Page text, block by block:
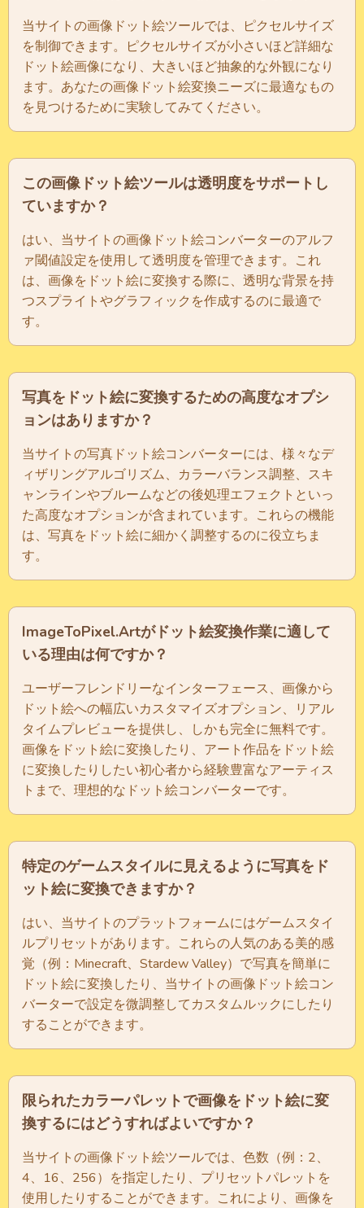
当サイトの画像ドット絵ツールでは、ピクセルサイズ
を制御できます。ピクセルサイズが小さいほど詳細な
ドット絵画像になり、大きいほど抽象的な外観になり
ます。あなたの画像ドット絵変換ニーズに最適なもの
を見つけるために実験してみてください。
この画像ドット絵ツールは透明度をサポートし
ていますか？
はい、当サイトの画像ドット絵コンバーターのアルフ
ァ閾値設定を使用して透明度を管理できます。これ
は、画像をドット絵に変換する際に、透明な背景を持
つスプライトやグラフィックを作成するのに最適で
す。
写真をドット絵に変換するための高度なオプシ
ョンはありますか？
当サイトの写真ドット絵コンバーターには、様々なデ
ィザリングアルゴリズム、カラーバランス調整、スキ
ャンラインやブルームなどの後処理エフェクトといっ
た高度なオプションが含まれています。これらの機能
は、写真をドット絵に細かく調整するのに役立ちま
す。
ImageToPixel.Artがドット絵変換作業に適して
いる理由は何ですか？
ユーザーフレンドリーなインターフェース、画像から
ドット絵への幅広いカスタマイズオプション、リアル
タイムプレビューを提供し、しかも完全に無料です。
画像をドット絵に変換したり、アート作品をドット絵
に変換したりしたい初心者から経験豊富なアーティス
トまで、理想的なドット絵コンバーターです。
特定のゲームスタイルに見えるように写真をド
ット絵に変換できますか？
はい、当サイトのプラットフォームにはゲームスタイ
ルプリセットがあります。これらの人気のある美的感
覚（例：Minecraft、Stardew Valley）で写真を簡単に
ドット絵に変換したり、当サイトの画像ドット絵コン
バーターで設定を微調整してカスタムルックにしたり
することができます。
限られたカラーパレットで画像をドット絵に変
換するにはどうすればよいですか？
当サイトの画像ドット絵ツールでは、色数（例：2、
4、16、256）を指定したり、プリセットパレットを
使用したりすることができます。これにより、画像を